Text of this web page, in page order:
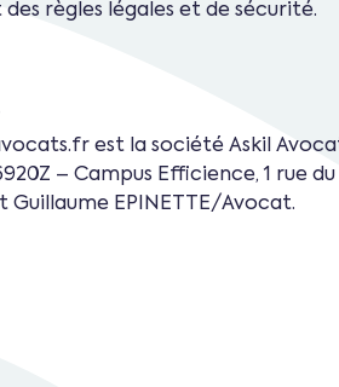
règles légales et de sécurité.
est la société Askil
– Campus Efficience, 1 rue
Guillaume EPINETTE/Avocat.